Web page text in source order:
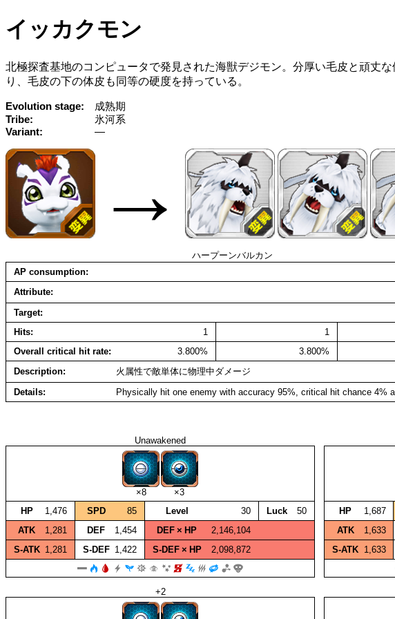
イッカクモン
北極探査基地のコンピュータで発見された海獣デジモン。分厚い毛皮と頑丈
り、毛皮の下の体皮も同等の硬度を持っている。
Evolution stage
成熟期
Tribe
氷河系
Variant
—
→
ハープーンバルカン
AP consumption
Attribute
Target
Hits
1 1
Overall critical hit rate
3.800% 3.800%
Description
火属性で敵単体に物理中ダメージ
Details
Physically hit one enemy with accuracy 95%, critical hit chance 4%
Unawakened
×8
×3
HP
1,476 SPD 85 Level 30 Luck
50
ATK
1,281 DEF 1,454 DEF × HP
2,146,104
S‑ATK 1,281 S‑DEF 1,422 S‑DEF × HP 2,098,872
HP
1,687
ATK
1,633
S‑ATK 1,633
+2